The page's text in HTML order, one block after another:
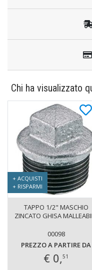
Chi ha visualizzato
+ ACQUISTI
+ RISPARMI
TAPPO 1/2" MASCHIO
ZINCATO GHISA
00098
PREZZO A PARTIRE DA
€ 0,51